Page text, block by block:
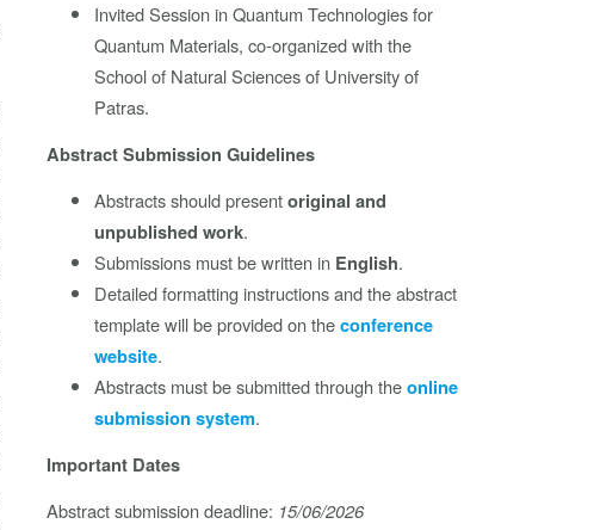
Invited Session in Quantum Technologies for
Quantum Materials, co-organized with the
School of Natural Sciences of University of
Patras.
Abstract Submission Guidelines
Abstracts should presentoriginal and
unpublished work.
Submissions must be written in English.
Detailed formatting instructions and the abstract
template will be provided on theconference
website.
Abstracts must be submitted through theonline
submission system.
Important Dates
Abstract submission deadline: 15/06/2026